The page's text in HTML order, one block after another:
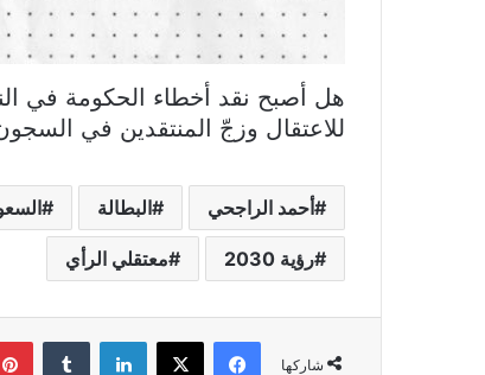
هل أصبح نقد أخطاء الحكومة في
للاعتقال وزجّ المنتقدين في
أحمد الراجحي البطالة
رؤية 2030 معتقلي الرأي
شاركها
فيسبوك X لينكدإن